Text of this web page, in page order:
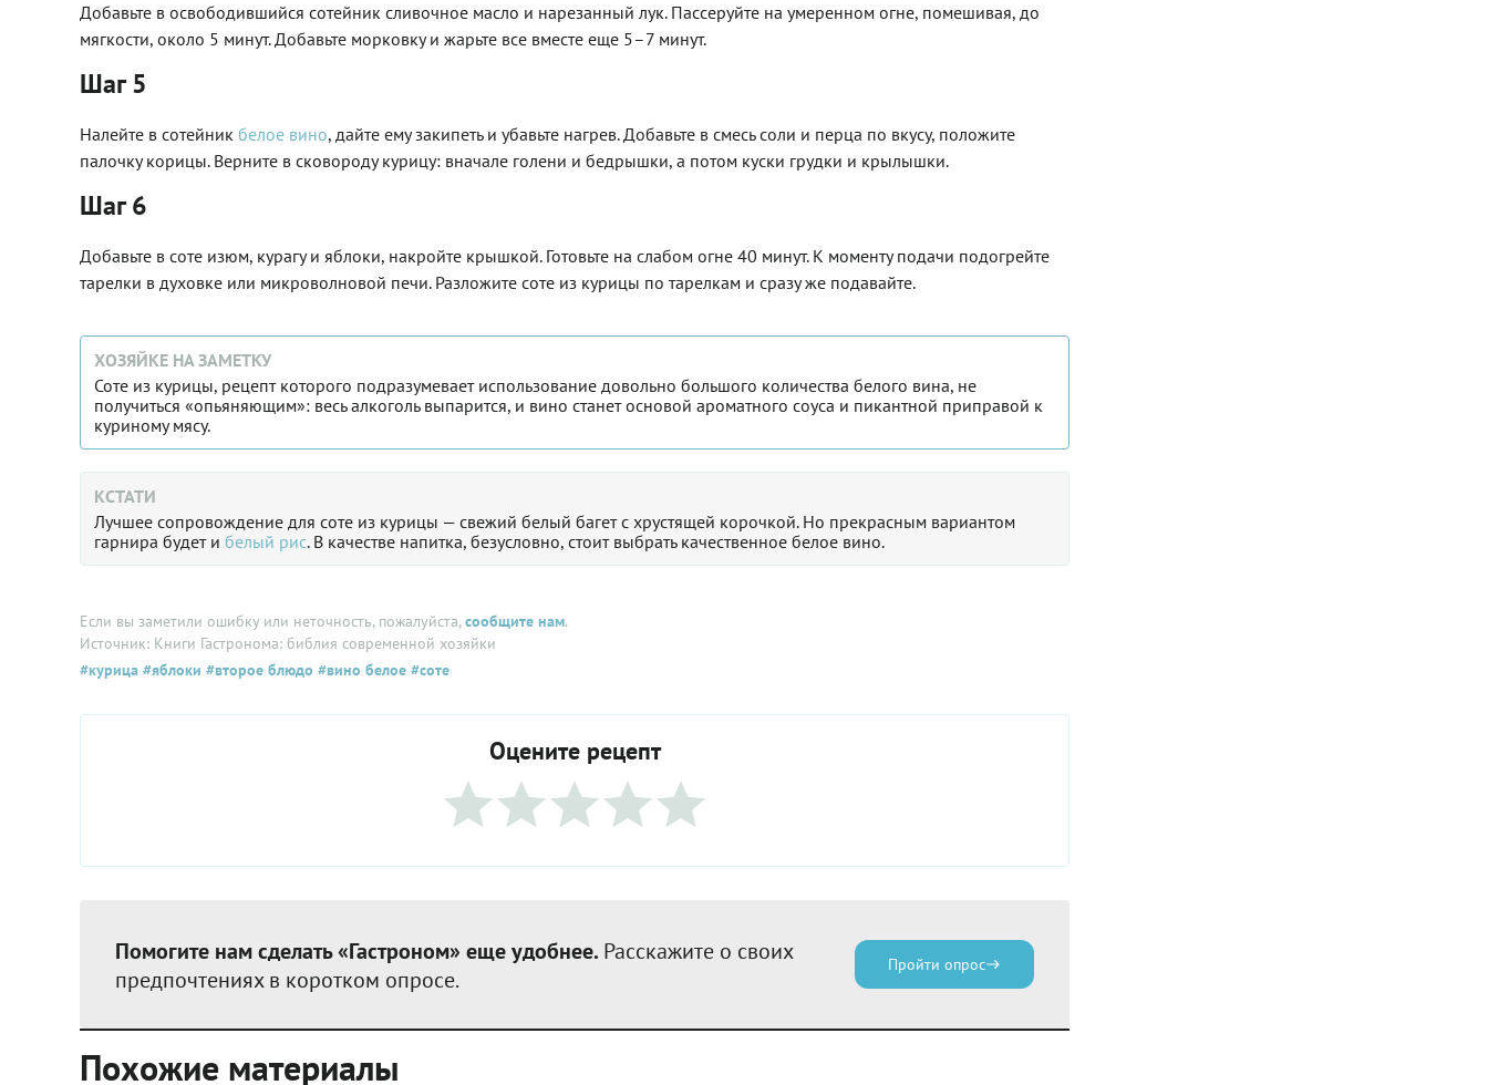
Добавьте в освободившийся сотейник сливочное масло и нарезанный лук. Пассеруйте на умеренном огне, помешивая, до
мягкости, около 5 минут. Добавьте морковку и жарьте все вместе еще 5–7 минут.
Шаг 5
Налейте в сотейник белое вино, дайте ему закипеть и убавьте нагрев. Добавьте в смесь соли и перца по вкусу, положите
палочку корицы. Верните в сковороду курицу: вначале голени и бедрышки, а потом куски грудки и крылышки.
Шаг 6
Добавьте в соте изюм, курагу и яблоки, накройте крышкой. Готовьте на слабом огне 40 минут. К моменту подачи подогрейте
тарелки в духовке или микроволновой печи. Разложите соте из курицы по тарелкам и сразу же подавайте.
ХОЗЯЙКЕ НА ЗАМЕТКУ
Соте из курицы, рецепт которого подразумевает использование довольно большого количества белого вина, не
получиться «опьяняющим»: весь алкоголь выпарится, и вино станет основой ароматного соуса и пикантной приправой к
куриному мясу.
КСТАТИ
Лучшее сопровождение для соте из курицы — свежий белый багет с хрустящей корочкой. Но прекрасным вариантом
гарнира будет и белый рис. В качестве напитка, безусловно, стоит выбрать качественное белое вино.
Если вы заметили ошибку или неточность, пожалуйста,сообщите нам.
Источник: Книги Гастронома: библия современной хозяйки
#курица #яблоки #второе блюдо #вино белое #соте
Оцените рецепт
Помогите нам сделать «Гастроном» еще удобнее. Расскажите о своих
предпочтениях в коротком опросе.
Пройти опрос
Похожие материалы